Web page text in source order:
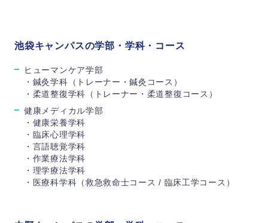
池袋キャンパスの学部・学科・コース
ヒューマンケア学部
・鍼灸学科（トレーナー・鍼灸コース）
・柔道整復学科（トレーナー・柔道整復コース）
健康メディカル学部
・健康栄養学科
・臨床心理学科
・言語聴覚学科
・作業療法学科
・理学療法学科
・医療科学科（救急救命士コース / 臨床工学コース）